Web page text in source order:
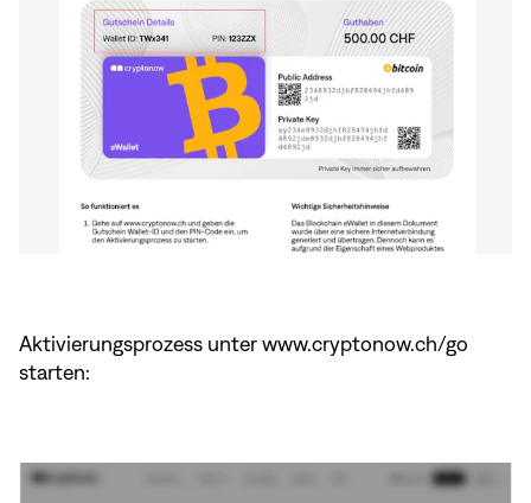
Aktivierungsprozess unter www.cryptonow.ch/go
starten: